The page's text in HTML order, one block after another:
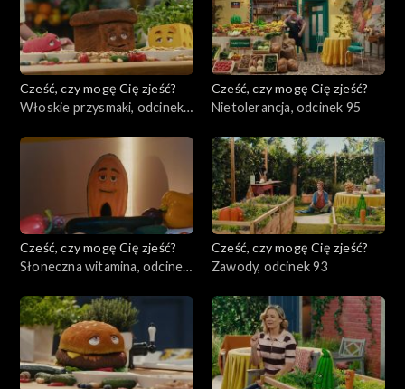
Cześć, czy mogę Cię zjeść?
Włoskie przysmaki, odcinek
Cześć, czy mogę Cię zjeść?
Nietolerancja, odcinek 95
Cześć, czy mogę Cię zjeść?
Słoneczna witamina, odcinek
Cześć, czy mogę Cię zjeść?
Zawody, odcinek 93